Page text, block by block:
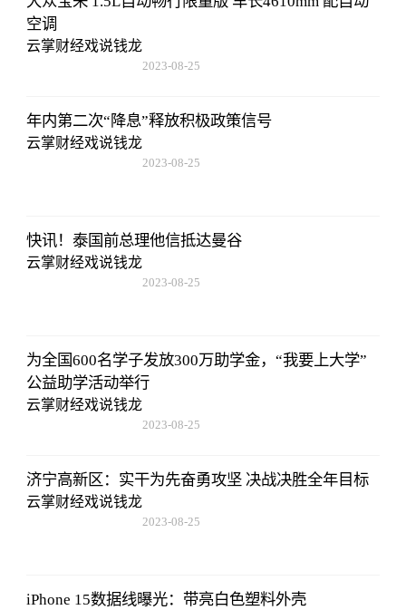
空调
云掌财经戏说钱龙
2023-08-25
年内第二次“降息”释放积极政策信号
云掌财经戏说钱龙
2023-08-25
快讯！泰国前总理他信抵达曼谷
云掌财经戏说钱龙
2023-08-25
为全国600名学子发放300万助学金，“我要上大学”
公益助学活动举行
云掌财经戏说钱龙
2023-08-25
济宁高新区：实干为先奋勇攻坚 决战决胜全年目标
云掌财经戏说钱龙
2023-08-25
iPhone 15数据线曝光：带亮白色塑料外壳